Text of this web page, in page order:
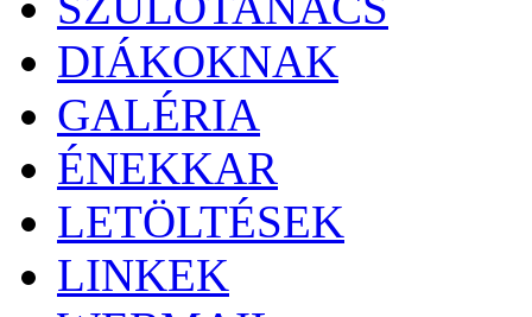
DIÁKOKNAK
GALÉRIA
ÉNEKKAR
LETÖLTÉSEK
LINKEK